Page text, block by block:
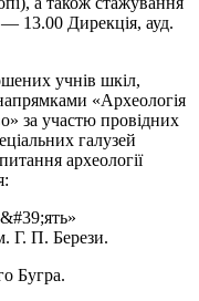
— 13.00 Дирекція, ауд.
учнів шкіл,
«Археологія
за участю провідних
галузей
археології
Г. П. Берези.
Бугра.